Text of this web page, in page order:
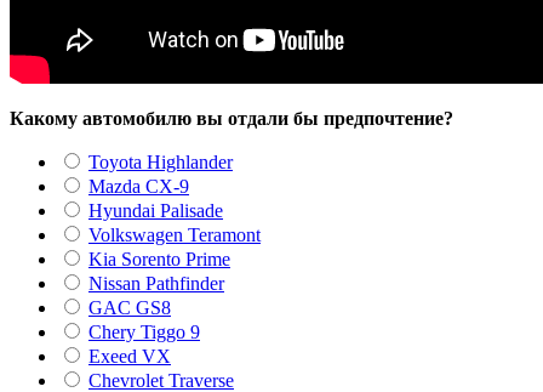
Какому автомобилю вы отдали бы предпочтение?
Toyota Highlander
Mazda CX-9
Hyundai Palisade
Volkswagen Teramont
Kia Sorento Prime
Nissan Pathfinder
GAC GS8
Chery Tiggo 9
Exeed VX
Chevrolet Traverse